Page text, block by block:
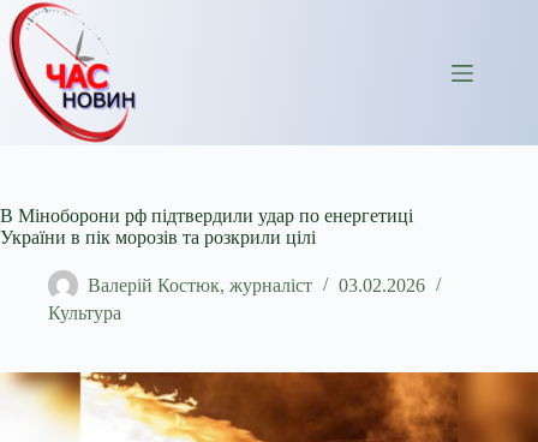
Перейти
до
вмісту
В Міноборони рф підтвердили удар по енергетиці
України в пік морозів та розкрили цілі
Валерій Костюк, журналіст
03.02.2026
Культура